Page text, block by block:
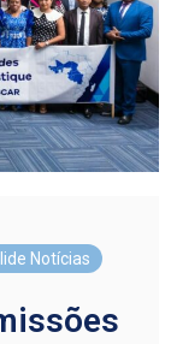
Notícias